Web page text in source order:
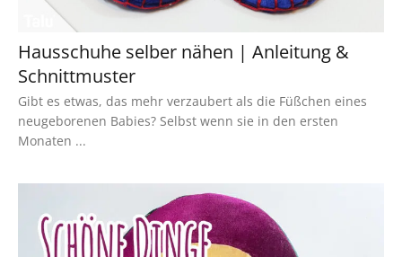
Hausschuhe selber nähen | Anleitung &
Schnittmuster
Gibt es etwas, das mehr verzaubert als die Füßchen eines
neugeborenen Babies? Selbst wenn sie in den ersten
Monaten ...